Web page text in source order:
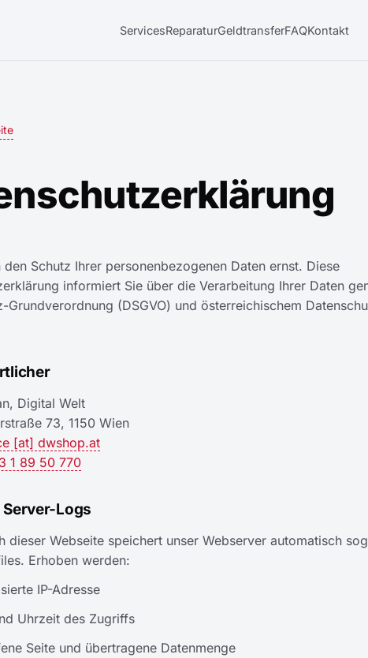
ServicesReparaturGeldtransferFAQKontakt
den Schutz Ihrer personenbezogenen Daten ernst. Diese
informiert Sie über die Verarbeitung Ihrer Daten
Grundverordnung (DSGVO) und österreichischem
Digital Welt
73, 1150 Wien
[at] dwshop.at
1 89 50 770
Logs
dieser Webseite speichert unser Webserver automatisch
Erhoben werden:
IP-Adresse
Uhrzeit des Zugriffs
Seite und übertragene Datenmenge